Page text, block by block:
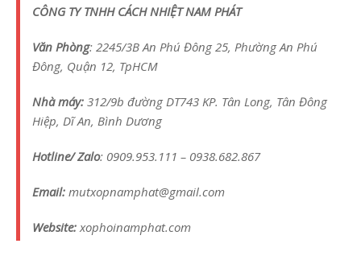
CÔNG TY TNHH CÁCH NHIỆT NAM PHÁT
Văn Phòng: 2245/3B An Phú Đông 25, Phường An Phú
Đông, Quận 12, TpHCM
Nhà máy: 312/9b đường DT743 KP. Tân Long, Tân Đông
Hiệp, Dĩ An, Bình Dương
Hotline/ Zalo: 0909.953.111 – 0938.682.867
Email: mutxopnamphat@gmail.com
Website:xophoinamphat.com